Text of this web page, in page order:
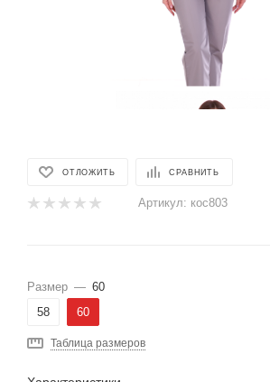
ОТЛОЖИТЬ СРАВНИТЬ
Артикул: кос803
Размер — 60
58
60
Таблица размеров